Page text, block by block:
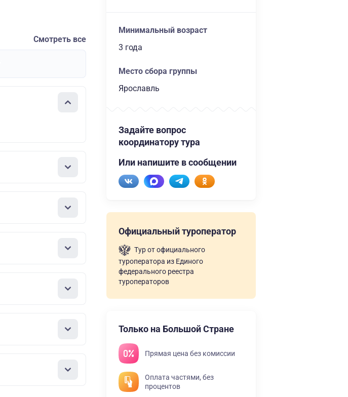
Смотреть все
Минимальный возраст
3 года
Место сбора группы
Ярославль
Задайте вопрос
координатору тура
Или напишите в сообщении
Официальный туроператор
Тур от официального
туроператора из Единого
федерального реестра
туроператоров
Только на Большой Стране
Прямая цена без комиссии
Оплата частями, без
процентов